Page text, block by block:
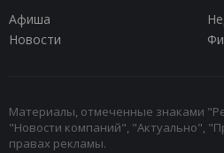
Афиша
Новости
Материалы, отмеченные знаками
"Новости компаний", "Актуально",
правах рекламы.